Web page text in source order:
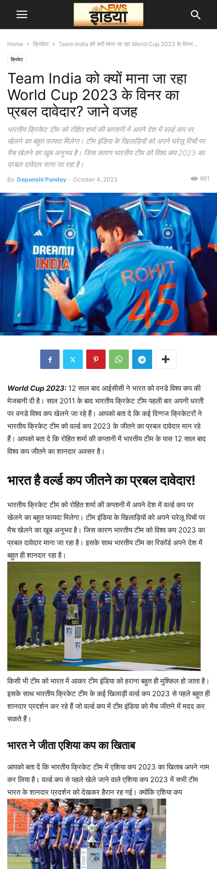
Home क्रिकेट Team India को क्यों माना जा रहा World Cup 2023 के विनर...
क्रिकेट
Team India को क्यों माना जा रहा
World Cup 2023 के विनर का
प्रबल दावेदार? जाने वजह
भारतीय क्रिकेट टीम को रोहित शर्मा की कप्तानी में अपने देश में वर्ल्ड कप पर
खेलने का बहुत फायदा मिलेगा। टीम इंडिया के खिलाड़ियों को अपने घरेलू पिचों पर
मैच खेलने का खूब अनुभव है। जिस कारण भारतीय टीम को विश्व कप 2023 का
प्रबल दावेदार माना जा रहा है।
By Depanshi Pandey - October 4, 2023 661
World Cup 2023: 12 साल बाद आईसीसी ने भारत को वनडे विश्व कप की
मेजबानी दी है। साल 2011 के बाद भारतीय क्रिकेट टीम पहली बार अपनी धरती
पर वनडे विश्व कप खेलने जा रहे हैं। आपको बता दे कि कई दिग्गज क्रिकेटरों ने
भारतीय क्रिकेट टीम को वर्ल्ड कप 2023 के जीतने का प्रबल दावेदार मान रहे
हैं। आपको बता दे कि रोहित शर्मा की कप्तानी में भारतीय टीम के पास 12 साल बाद
विश्व कप जीतने का शानदार अवसर है।
भारत है वर्ल्ड कप जीतने का प्रबल दावेदार!
भारतीय क्रिकेट टीम को रोहित शर्मा की कप्तानी में अपने देश में वर्ल्ड कप पर
खेलने का बहुत फायदा मिलेगा। टीम इंडिया के खिलाड़ियों को अपने घरेलू पिचों पर
मैच खेलने का खूब अनुभव है। जिस कारण भारतीय टीम को विश्व कप 2023 का
प्रबल दावेदार माना जा रहा है। इसके साथ भारतीय टीम का रिकॉर्ड अपने देश में
बहुत ही शानदार रहा है।
किसी भी टीम को भारत में आकर टीम इंडिया को हराना बहुत ही मुश्किल हो जाता है।
इसके साथ भारतीय क्रिकेट टीम के कई खिलाड़ी वर्ल्ड कप 2023 से पहले बहुत ही
शानदार प्रदर्शन कर रहे हैं जो वर्ल्ड कप में टीम इंडिया को मैच जीतने में मदद कर
सकते हैं।
भारत ने जीता एशिया कप का खिताब
आपको बता दें कि भारतीय क्रिकेट टीम में एशिया कप 2023 का खिताब अपने नाम
कर लिया है। वर्ल्ड कप से पहले खेले जाने वाले एशिया कप 2023 में सभी टीम
भारत के शानदार प्रदर्शन को देखकर हैरान रह गई। क्योंकि एशिया कप